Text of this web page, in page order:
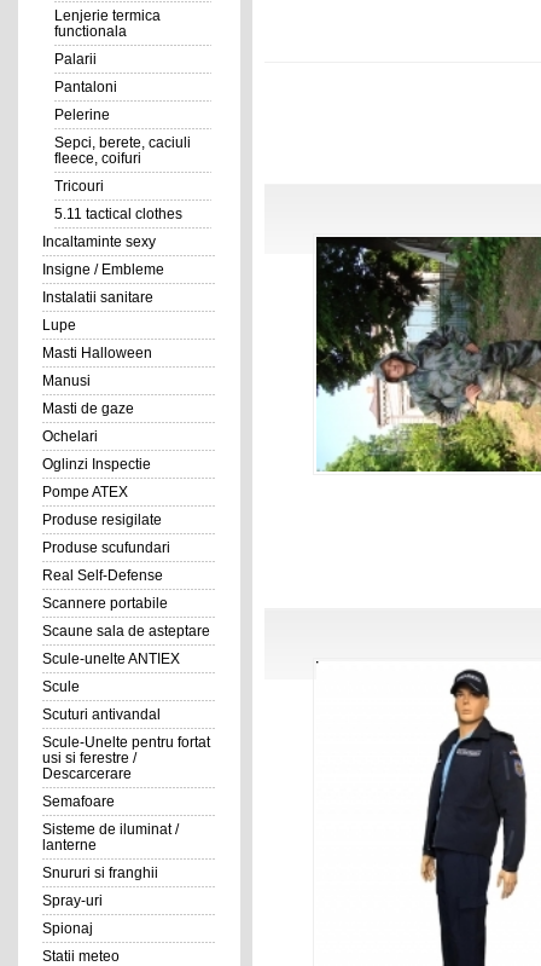
Lenjerie termica
functionala
Palarii
Pantaloni
Pelerine
Sepci, berete, caciuli
fleece, coifuri
Tricouri
5.11 tactical clothes
Incaltaminte sexy
Insigne / Embleme
Instalatii sanitare
Lupe
Masti Halloween
Manusi
Masti de gaze
Ochelari
Oglinzi Inspectie
Pompe ATEX
Produse resigilate
Produse scufundari
Real Self-Defense
Scannere portabile
Scaune sala de asteptare
Scule-unelte ANTIEX
Scule
Scuturi antivandal
Scule-Unelte pentru fortat
usi si ferestre /
Descarcerare
Semafoare
Sisteme de iluminat /
lanterne
Snururi si franghii
Spray-uri
Spionaj
Statii meteo